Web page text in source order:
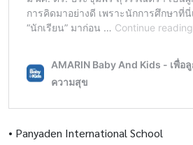
• Panyaden International School